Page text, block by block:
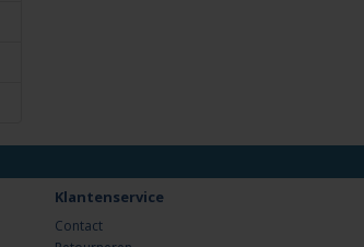
Klantenservice
Contact